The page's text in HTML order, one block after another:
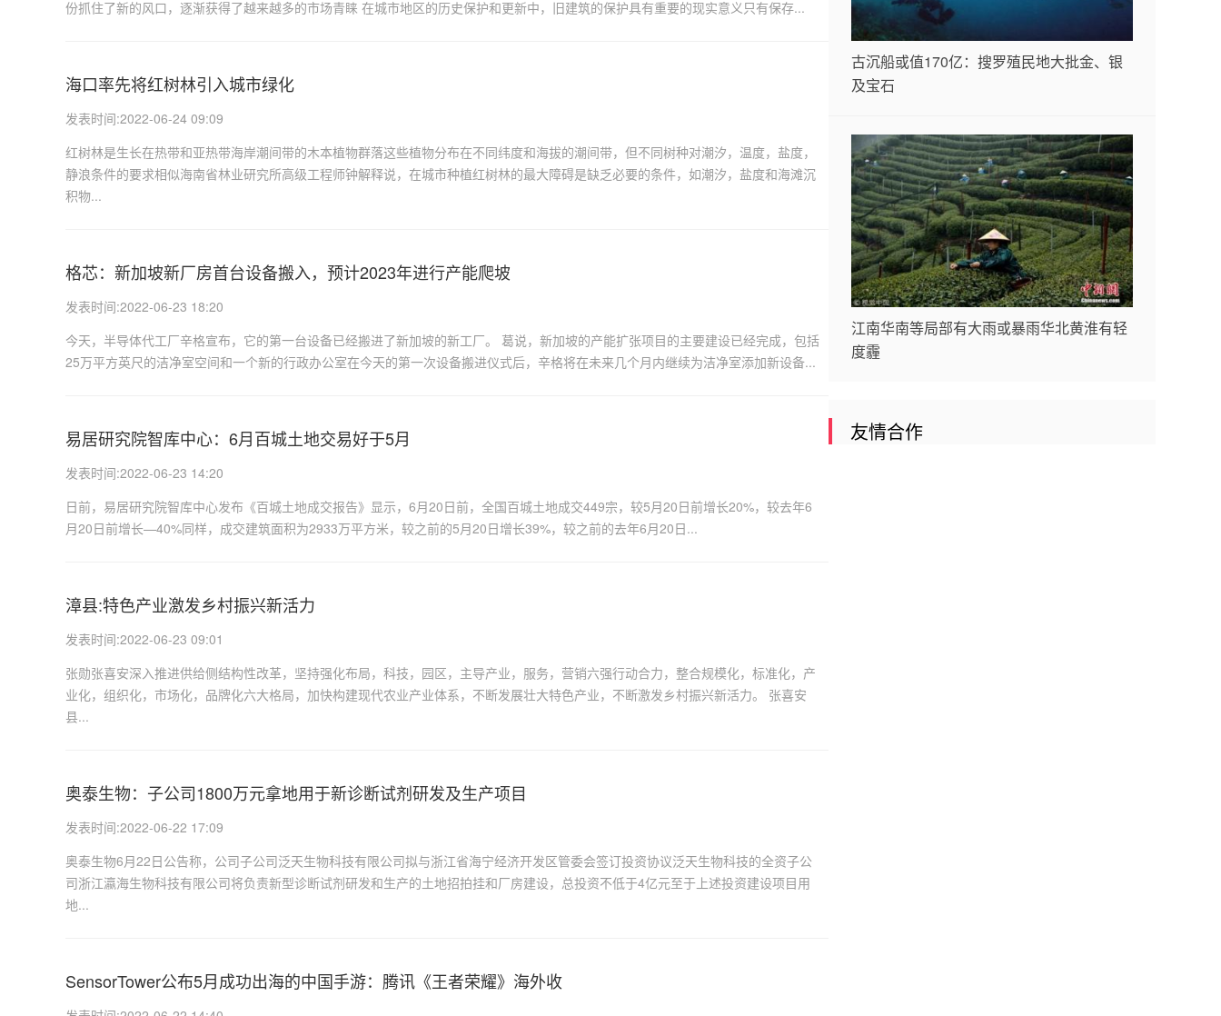
份抓住了新的风口，逐渐获得了越来越多的市场青睐 在城市地区的历史保护和更新中，旧建筑的保护具有重要的现实意义只有保存...
海口率先将红树林引入城市绿化
发表时间:2022-06-24 09:09
红树林是生长在热带和亚热带海岸潮间带的木本植物群落这些植物分布在不同纬度和海拔的潮间带，但不同树种对潮汐，温度，盐度，
静浪条件的要求相似海南省林业研究所高级工程师钟解释说，在城市种植红树林的最大障碍是缺乏必要的条件，如潮汐，盐度和海滩沉
积物...
格芯：新加坡新厂房首台设备搬入，预计2023年进行产能爬坡
发表时间:2022-06-23 18:20
今天，半导体代工厂辛格宣布，它的第一台设备已经搬进了新加坡的新工厂。 葛说，新加坡的产能扩张项目的主要建设已经完成，包括
25万平方英尺的洁净室空间和一个新的行政办公室在今天的第一次设备搬进仪式后，辛格将在未来几个月内继续为洁净室添加新设备...
易居研究院智库中心：6月百城土地交易好于5月
发表时间:2022-06-23 14:20
日前，易居研究院智库中心发布《百城土地成交报告》显示，6月20日前，全国百城土地成交449宗，较5月20日前增长20%，较去年6
月20日前增长—40%同样，成交建筑面积为2933万平方米，较之前的5月20日增长39%，较之前的去年6月20日...
漳县:特色产业激发乡村振兴新活力
发表时间:2022-06-23 09:01
张勋张喜安深入推进供给侧结构性改革，坚持强化布局，科技，园区，主导产业，服务，营销六强行动合力，整合规模化，标准化，产
业化，组织化，市场化，品牌化六大格局，加快构建现代农业产业体系，不断发展壮大特色产业，不断激发乡村振兴新活力。 张喜安
县...
奥泰生物：子公司1800万元拿地用于新诊断试剂研发及生产项目
发表时间:2022-06-22 17:09
奥泰生物6月22日公告称，公司子公司泛天生物科技有限公司拟与浙江省海宁经济开发区管委会签订投资协议泛天生物科技的全资子公
司浙江瀛海生物科技有限公司将负责新型诊断试剂研发和生产的土地招拍挂和厂房建设，总投资不低于4亿元至于上述投资建设项目用
地...
SensorTower公布5月成功出海的中国手游：腾讯《王者荣耀》海外收
古沉船或值170亿：搜罗殖民地大批金、银
及宝石
江南华南等局部有大雨或暴雨华北黄淮有轻
度霾
友情合作